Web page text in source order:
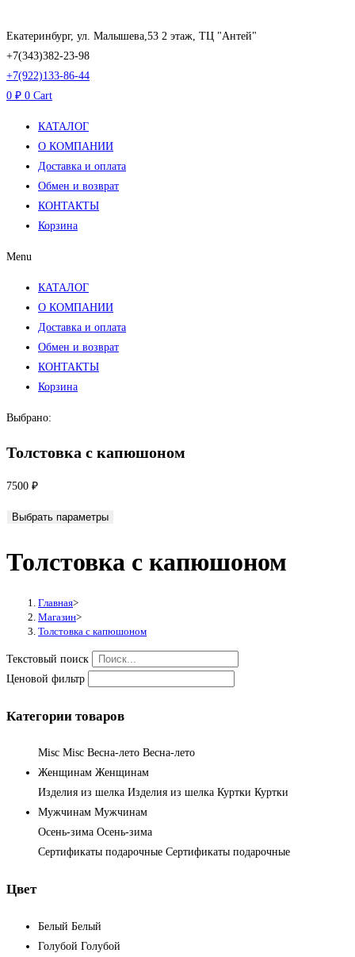
к
содержимому
Екатеринбург, ул. Малышева,53 2 этаж, ТЦ "Антей"
+7(343)382-23-98
+7(922)133-86-44
0 ₽ 0 Cart
КАТАЛОГ
О КОМПАНИИ
Доставка и оплата
Обмен и возврат
КОНТАКТЫ
Корзина
Menu
КАТАЛОГ
О КОМПАНИИ
Доставка и оплата
Обмен и возврат
КОНТАКТЫ
Корзина
Выбрано:
Толстовка с капюшоном
7500 ₽
Выбрать параметры
Толстовка с капюшоном
Главная>
Магазин>
Толстовка с капюшоном
Текстовый поиск
Ценовой фильтр
Категории товаров
Misc Misc Весна-лето Весна-лето
Женщинам Женщинам
Изделия из шелка Изделия из шелка Куртки Куртки
Мужчинам Мужчинам
Осень-зима Осень-зима
Сертификаты подарочные Сертификаты подарочные
Цвет
Белый Белый
Голубой Голубой